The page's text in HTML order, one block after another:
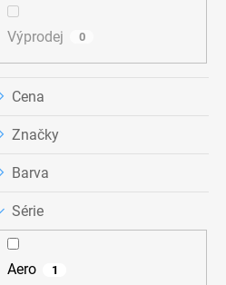
Výprodej 0
Cena
Značky
Barva
Série
Aero 1